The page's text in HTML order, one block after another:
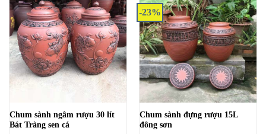
có
nhiều
biến
thể.
Các
tùy
chọn
thể
được
chọn
Chum sành ngâm rượu 30 lít
Bát Tràng sen cá
-23%
Chum sành đựng rượu 15L
đông sơn